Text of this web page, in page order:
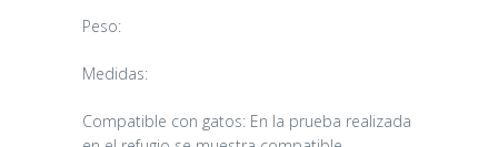
Peso:
Medidas:
Compatible con gatos: En la prueba realizada